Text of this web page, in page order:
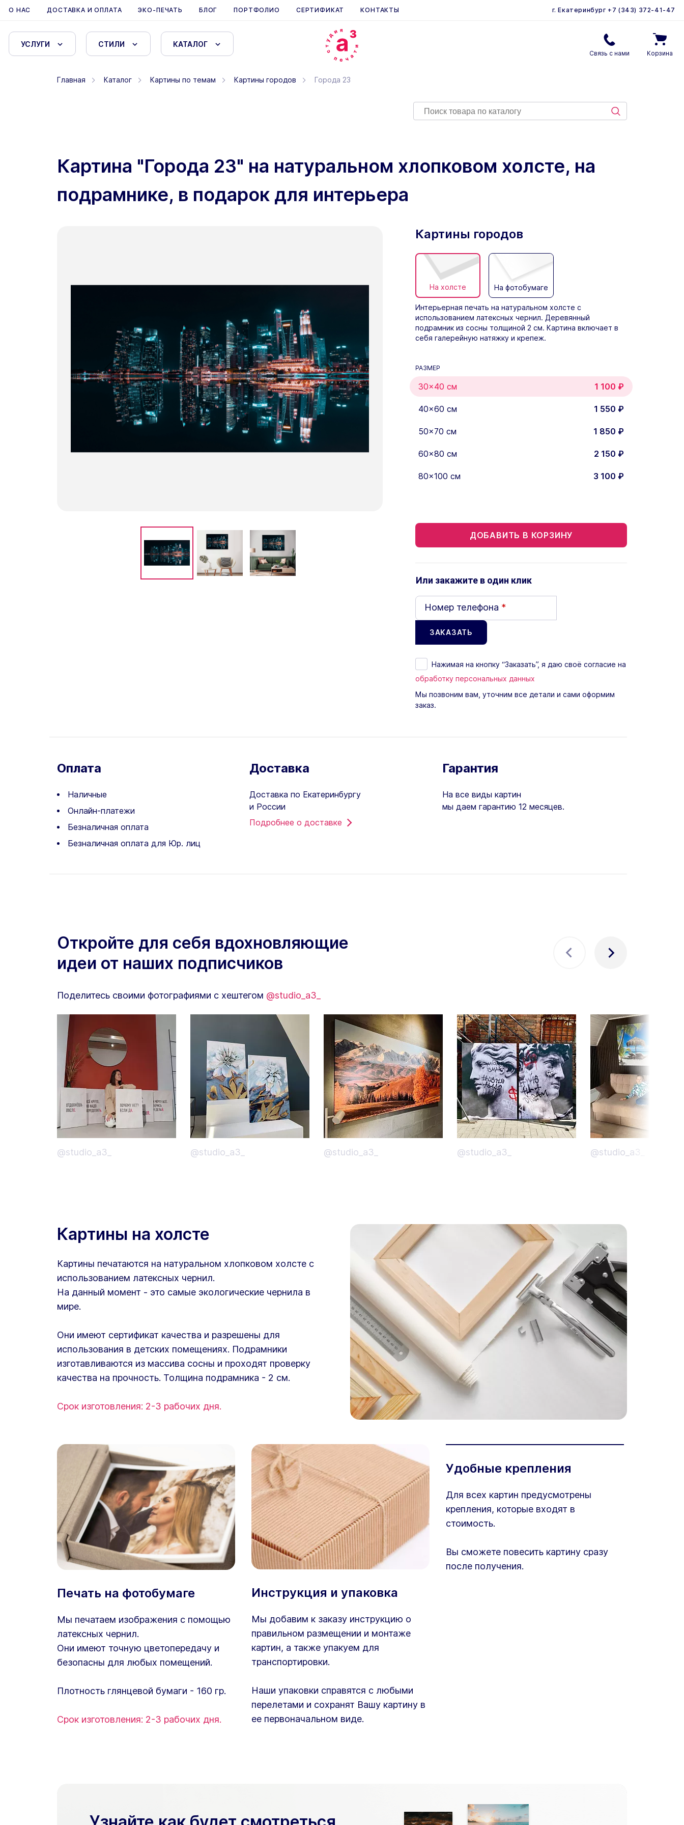
О НАС ДОСТАВКА И ОПЛАТА ЭКО-ПЕЧАТЬ БЛОГ ПОРТФОЛИО СЕРТИФИКАТ КОНТАКТЫ г. Екатеринбург +7 (343) 372-41-47
УСЛУГИ СТИЛИ КАТАЛОГ
Связь с нами Корзина
Главная Каталог Картины по темам Картины городов Города 23
Картина "Города 23" на натуральном хлопковом холсте, на
подрамнике, в подарок для интерьера
Картины городов
На холсте На фотобумаге
Интерьерная печать на натуральном холсте с
использованием латексных чернил. Деревянный
подрамник из сосны толщиной 2 см. Картина включает в
себя галерейную натяжку и крепеж.
РАЗМЕР
30×40 см 1 100 ₽
40×60 см 1 550 ₽
50×70 см 1 850 ₽
60×80 см 2 150 ₽
80×100 см 3 100 ₽
ДОБАВИТЬ В КОРЗИНУ
Или закажите в один клик
Номер телефона *
Нажимая на кнопку “Заказать”, я даю своё согласие на
обработку персональных данных
Мы позвоним вам, уточним все детали и сами оформим
заказ.
Оплата
Наличные
Онлайн-платежи
Безналичная оплата
Безналичная оплата для Юр. лиц
Доставка
Доставка по Екатеринбургу
и России
Подробнее о доставке
Гарантия
На все виды картин
мы даем гарантию 12 месяцев.
Откройте для себя вдохновляющие
идеи от наших подписчиков
Поделитесь своими фотографиями с хештегом @studio_a3_
@studio_a3_ @studio_a3_ @studio_a3_ @studio_a3_ @studio_a3_
Картины на холсте
Картины печатаются на натуральном хлопковом холсте с
использованием латексных чернил.
На данный момент - это самые экологические чернила в
мире.
Они имеют сертификат качества и разрешены для
использования в детских помещениях. Подрамники
изготавливаются из массива сосны и проходят проверку
качества на прочность. Толщина подрамника - 2 см.
Срок изготовления: 2-3 рабочих дня.
Печать на фотобумаге
Мы печатаем изображения с помощью
латексных чернил.
Они имеют точную цветопередачу и
безопасны для любых помещений.
Плотность глянцевой бумаги - 160 гр.
Срок изготовления: 2-3 рабочих дня.
Инструкция и упаковка
Мы добавим к заказу инструкцию о
правильном размещении и монтаже
картин, а также упакуем для
транспортировки.
Наши упаковки справятся с любыми
перелетами и сохранят Вашу картину в
ее первоначальном виде.
Удобные крепления
Для всех картин предусмотрены
крепления, которые входят в
стоимость.
Вы сможете повесить картину сразу
после получения.